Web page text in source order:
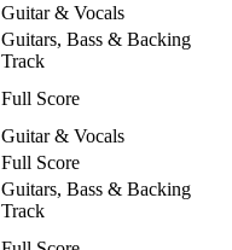
Guitar & Vocals
Guitars, Bass & Backing
Track
Full Score
Guitar & Vocals
Full Score
Guitars, Bass & Backing
Track